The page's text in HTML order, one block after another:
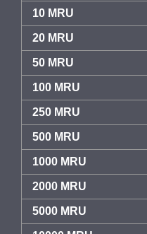
10 MRU
20 MRU
50 MRU
100 MRU
250 MRU
500 MRU
1000 MRU
2000 MRU
5000 MRU